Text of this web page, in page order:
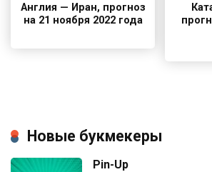
Англия — Иран, прогноз
на 21 ноября 2022 года
Новые букмекеры
Pin-Up